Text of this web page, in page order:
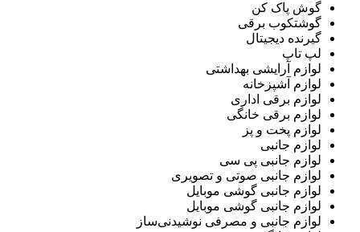
گوش پاک کن
گوشتکوب برقی
گیرنده دیجیتال
لپ تاپ
لوازم آرایشی بهداشتی
لوازم آشپزخانه
لوازم برقی اداری
لوازم برقی خانگی
لوازم پخت و پز
لوازم جانبی
لوازم جانبی پی سی
لوازم جانبی صوتی و تصویری
لوازم جانبی گوشی موبایل
لوازم جانبی گوشی موبایل
لوازم جانبی و مصرفی نوشیدنی‌ساز